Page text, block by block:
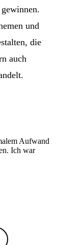
und
die
auch
Aufwand
Ich war